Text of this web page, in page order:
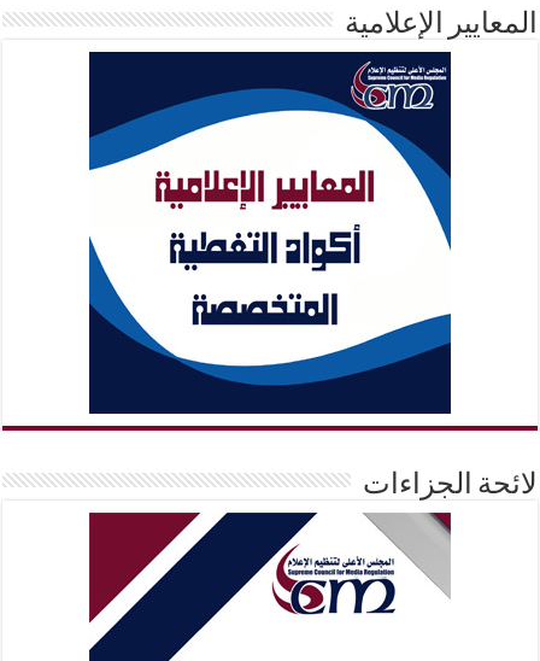
المعايير الإعلامية
لائحة الجزاءات